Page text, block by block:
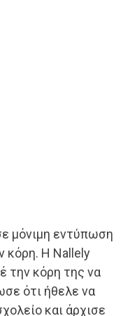
μόνιμη εντύπωση
κόρη. Η Nallely
την κόρη της να
ότι ήθελε να
και άρχισε